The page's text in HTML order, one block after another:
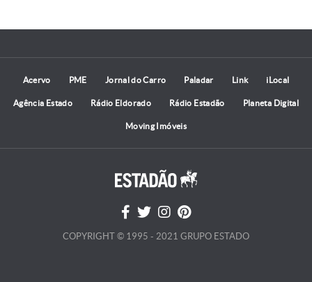
Acervo PME Jornal do Carro Paladar Link iLocal
Agência Estado Rádio Eldorado Rádio Estadão Planeta Digital
Moving Imóveis
COPYRIGHT © 1995 - 2021 GRUPO ESTADO